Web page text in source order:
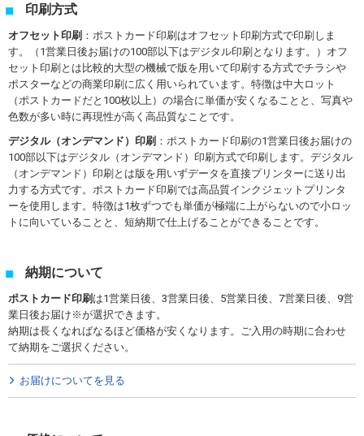
印刷方式
オフセット印刷 ：ポストカード印刷はオフセット印刷方式で印刷しま
す。（1営業日後お届けの100部以下はデジタル印刷となります。）オフ
セット印刷とは比較的大型の機械で版を用いて印刷する方式でチラシや
ポスターなどの商業印刷に広く用いられています。特徴は中大ロット
（ポストカードだと100枚以上）の場合に単価が安くなることと、写真や
色数が多い時に再現性が高く高品質なことです。
デジタル（オンデマンド）印刷 ：ポストカード印刷の1営業日後お届けの
100部以下はデジタル（オンデマンド）印刷方式で印刷します。デジタル
（オンデマンド）印刷とは版を用いずデータを直接プリンターに送り出
力する方式です。ポストカード印刷では高品質インクジェットプリンタ
ーを使用します。特徴は1枚ずつでも単価が極端に上がらないので小ロッ
トに向いていることと、短納期で仕上げることができることです。
納期について
ポストカード印刷 は1営業日後、3営業日後、5営業日後、7営業日後、9営
業日後お届け※が選択できます。
納期は長くなればなるほど価格が安くなります。ご入用の時期に合わせ
て納期をご選択ください。
お届けについてを見る